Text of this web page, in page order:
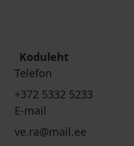
Koduleht
Telefon
+372 5332 5233
E-mail
ve.ra@mail.ee